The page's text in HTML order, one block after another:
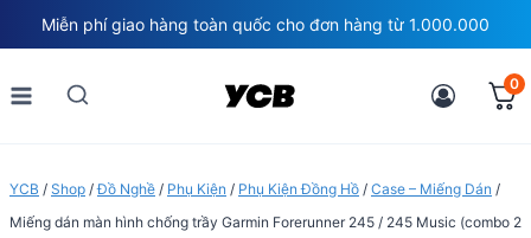
to
content
Miễn phí giao hàng toàn quốc cho đơn hàng từ 1.000.000
0
YCB / Shop /Đồ Nghề / Phụ Kiện / Phụ Kiện Đồng Hồ / Case – Miếng Dán /
Miếng dán màn hình chống trầy Garmin Forerunner 245 / 245 Music (combo 2